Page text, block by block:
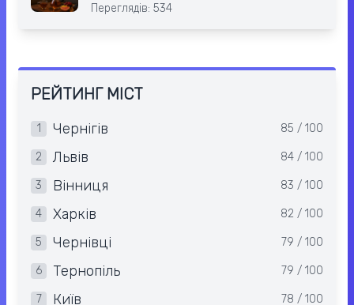
Переглядів: 534
РЕЙТИНГ МІСТ
1 Чернігів 85 / 100
2 Львів 84 / 100
3 Вінниця 83 / 100
4 Харків 82 / 100
5 Чернівці 79 / 100
6 Тернопіль 79 / 100
7 Київ 78 / 100